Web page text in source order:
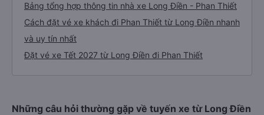
Bảng tổng hợp thông tin nhà xe Long Điền - Phan Thiết
Cách đặt vé xe khách đi Phan Thiết từ Long Điền nhanh
và uy tín nhất
Đặt vé xe Tết 2027 từ Long Điền đi Phan Thiết
Những câu hỏi thường gặp về tuyến xe từ Long Điền